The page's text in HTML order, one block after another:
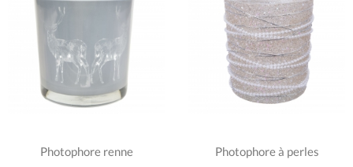
Photophore renne Photophore à perles